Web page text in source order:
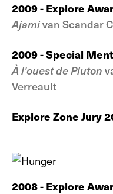
2009- Explore
Ajamivan Scandar
2009 - Special
À l'ouest de Pluton
Verreault
Explore Zone Jury
2008- Explore